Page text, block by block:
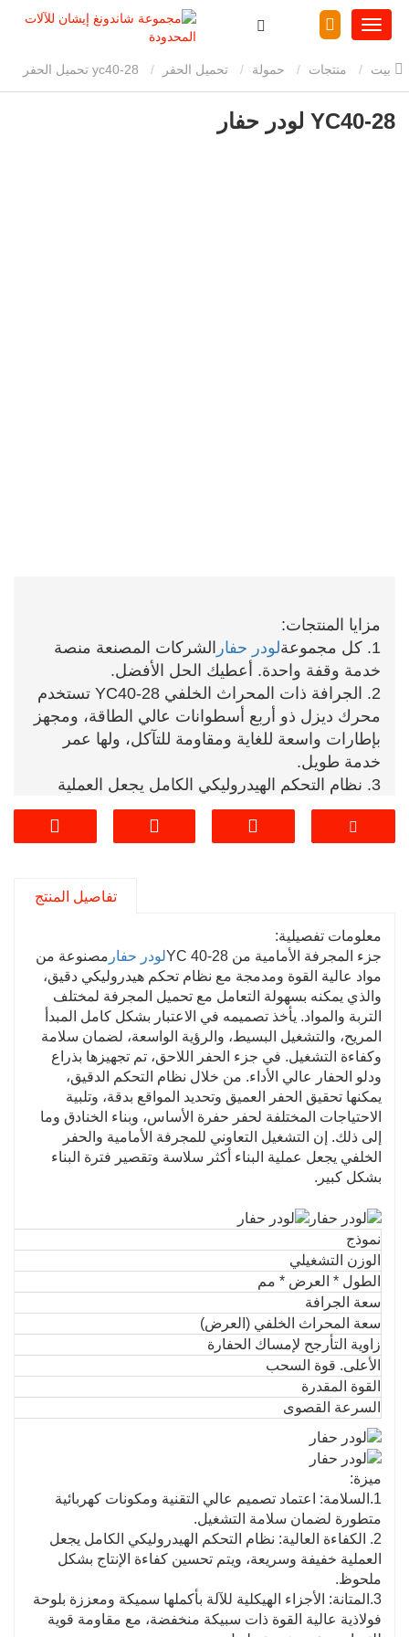
منتجات حمولة تحميل الحفر
YC40-28 لودر حفار
مزايا المنتجات:
1. كل مجموعة
لودر حفار الشركات المصنعة منصة
خدمة وقفة واحدة. أعطيك الحل الأفضل.
2. الجرافة ذات المحراث الخلفي YC40-28 تستخدم
محرك ديزل ذو أربع أسطوانات عالي الطاقة، ومجهز
بإطارات واسعة للغاية ومقاومة للتآكل، ولها عمر
خدمة طويل.
3. نظام التحكم الهيدروليكي الكامل يجعل العملية
خفيفة وسريعة، ويتم تحسين كفاءة الإنتاج بشكل
ملحوظ.
مطرقة تكسير دلو الخلط. إنه يدمج الحفر والتحميل
بشكل كبير من كفاءة البناء ومرونته، وأصبح اليد
اليمنى في العمليات الهندسية الحديثة.
5. يمكن تخصيص لون الجهاز.
6. اتصل بناللحصول على تفاصيل المنتج وعروض
الأسعار مجانًا.
تفاصيل المنتج
معلومات تفصيلية:
جزء المجرفة الأمامية من YC 40-28
لودر حفار مصنوعة من
مواد عالية القوة ومدمجة مع نظام تحكم هيدروليكي دقيق،
والذي يمكنه بسهولة التعامل مع تحميل المجرفة لمختلف
التربة والمواد. يأخذ تصميمه في الاعتبار بشكل كامل المبدأ
المريح، والتشغيل البسيط، والرؤية الواسعة، لضمان سلامة
وكفاءة التشغيل. في جزء الحفر اللاحق، تم تجهيزها بذراع
ودلو الحفار عالي الأداء. من خلال نظام التحكم الدقيق،
يمكنها تحقيق الحفر العميق وتحديد المواقع بدقة، وتلبية
الاحتياجات المختلفة لحفر حفرة الأساس، وبناء الخنادق وما
إلى ذلك. إن التشغيل التعاوني للمجرفة الأمامية والحفر
الخلفي يجعل عملية البناء أكثر سلاسة وتقصير فترة البناء
بشكل كبير.
نموذج
الوزن التشغيلي
الطول * العرض * مم
سعة الجرافة
سعة المحراث الخلفي (العرض)
زاوية التأرجح لإمساك الحفارة
الأعلى. قوة السحب
القوة المقدرة
السرعة القصوى
ميزة:
1.السلامة: اعتماد تصميم عالي التقنية ومكونات كهربائية
متطورة لضمان سلامة التشغيل.
2. الكفاءة العالية: نظام التحكم الهيدروليكي الكامل يجعل
العملية خفيفة وسريعة، ويتم تحسين كفاءة الإنتاج بشكل
ملحوظ.
3.المتانة: الأجزاء الهيكلية للآلة بأكملها سميكة ومعززة بلوحة
فولاذية عالية القوة ذات سبيكة منخفضة، مع مقاومة قوية